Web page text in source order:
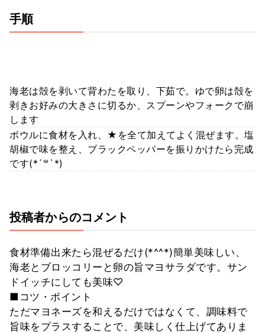
手順
海老は殻を剥いて背わたを取り、下茹で。ゆで卵は殻を
剥きお好みの大きさに切るか、スプーンやフォークで崩
します
ボウルに食材を入れ、★を全て加えてよく混ぜます。塩
胡椒で味を整え、ブラックペッパーを振りかけたら完成
です(*´꒳`*)
投稿者からのコメント
食材準備出来たら混ぜるだけ(*^^*)簡単美味しい、
海老とブロッコリーと卵の旨マヨサラダです。サン
ドイッチにしても美味♡
■コツ・ポイント
ただマヨネーズを和えるだけではなくて、調味料で
旨味をプラスすることで、美味しく仕上げてありま